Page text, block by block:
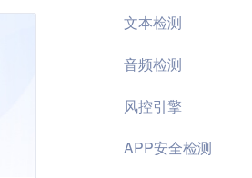
控
文本检测
音频检测
风控引擎
APP安全检测